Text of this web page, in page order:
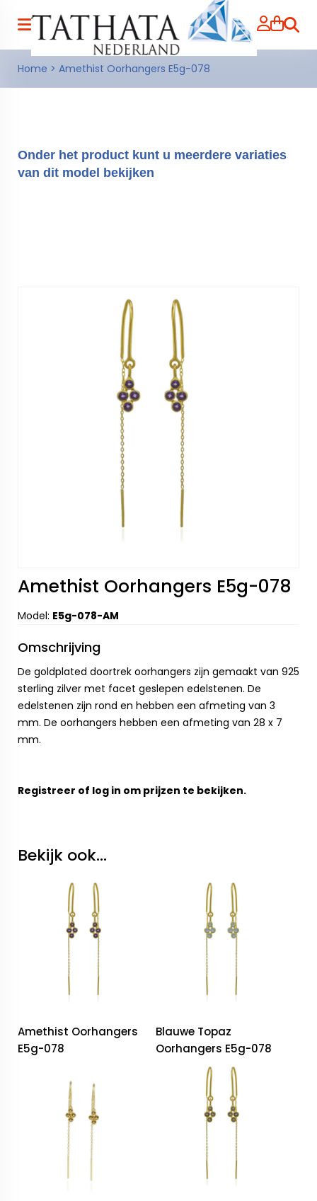
Home > Amethist Oorhangers E5g-078
Onder het product kunt u meerdere variaties
van dit model bekijken
Amethist Oorhangers E5g-078
Model: E5g-078-AM
Omschrijving
De goldplated doortrek oorhangers zijn gemaakt van 925
sterling zilver met facet geslepen edelstenen. De
edelstenen zijn rond en hebben een afmeting van 3
mm. De oorhangers hebben een afmeting van 28 x 7
mm.
Registreer of log in om prijzen te bekijken.
Bekijk ook...
Amethist Oorhangers
E5g-078
Blauwe Topaz
Oorhangers E5g-078